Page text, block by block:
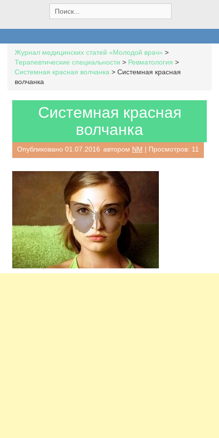
e
a
h
f
o
Журнал медицинских статей «Молодой врач» >
Терапевтические специальности > Ревматология >
Системная красная волчанка > Системная красная
волчанка
Системная красная
волчанка
Опубликовано 01.07.2016 автором NM | Просмотров: 11